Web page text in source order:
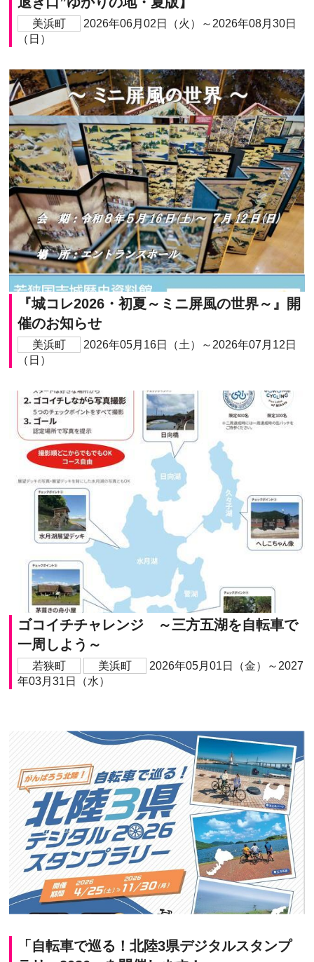
美浜町
2026年06月02日（火）～2026年08月30日
（日）
『城コレ2026・初夏～ミニ屏風の世界～』開
催のお知らせ
美浜町
2026年05月16日（土）～2026年07月12日
（日）
ゴコイチチャレンジ ～三方五湖を自転車で
一周しよう～
若狭町 美浜町
2026年05月01日（金）～2027
年03月31日（水）
「自転車で巡る！北陸3県デジタルスタンプ